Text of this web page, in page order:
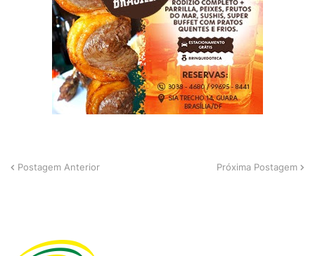
Postagem Anterior Próxima Postagem